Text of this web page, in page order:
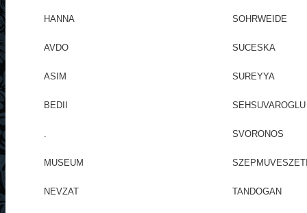
HANNA SOHRWEIDE
AVDO SUCESKA
ASIM SUREYYA
BEDII SEHSUVAROGLU
. SVORONOS
MUSEUM
NEVZAT TANDOGAN